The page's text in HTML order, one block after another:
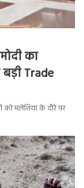
का
Trade
को मलेशिया के दौरे पर